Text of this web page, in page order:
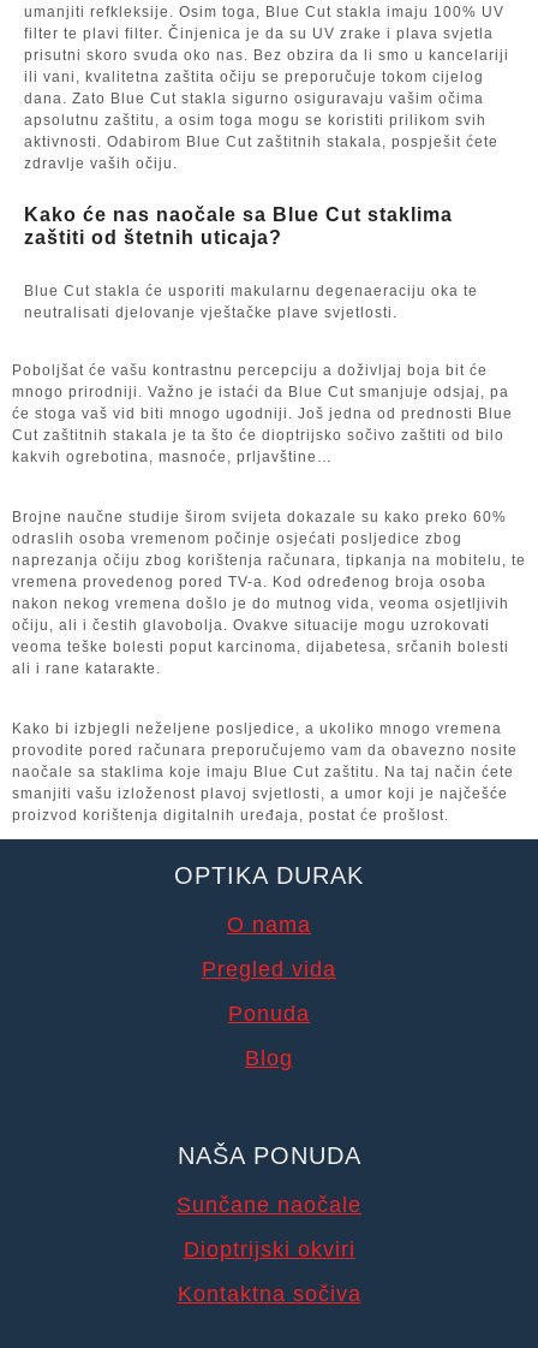
umanjiti refkleksije. Osim toga, Blue Cut stakla imaju 100% UV
filter te plavi filter. Činjenica je da su UV zrake i plava svjetla
prisutni skoro svuda oko nas. Bez obzira da li smo u kancelariji
ili vani, kvalitetna zaštita očiju se preporučuje tokom cijelog
dana. Zato Blue Cut stakla sigurno osiguravaju vašim očima
apsolutnu zaštitu, a osim toga mogu se koristiti prilikom svih
aktivnosti. Odabirom Blue Cut zaštitnih stakala, pospješit ćete
zdravlje vaših očiju.
Kako će nas naočale sa Blue Cut staklima
zaštiti od štetnih uticaja?
Blue Cut stakla će usporiti makularnu degenaeraciju oka te
neutralisati djelovanje vještačke plave svjetlosti.
Poboljšat će vašu kontrastnu percepciju a doživljaj boja bit će
mnogo prirodniji. Važno je istaći da Blue Cut smanjuje odsjaj, pa
će stoga vaš vid biti mnogo ugodniji. Još jedna od prednosti Blue
Cut zaštitnih stakala je ta što će dioptrijsko sočivo zaštiti od bilo
kakvih ogrebotina, masnoće, prljavštine…
Brojne naučne studije širom svijeta dokazale su kako preko 60%
odraslih osoba vremenom počinje osjećati posljedice zbog
naprezanja očiju zbog korištenja računara, tipkanja na mobitelu, te
vremena provedenog pored TV-a. Kod određenog broja osoba
nakon nekog vremena došlo je do mutnog vida, veoma osjetljivih
očiju, ali i čestih glavobolja. Ovakve situacije mogu uzrokovati
veoma teške bolesti poput karcinoma, dijabetesa, srčanih bolesti
ali i rane katarakte.
Kako bi izbjegli neželjene posljedice, a ukoliko mnogo vremena
provodite pored računara preporučujemo vam da obavezno nosite
naočale sa staklima koje imaju Blue Cut zaštitu. Na taj način ćete
smanjiti vašu izloženost plavoj svjetlosti, a umor koji je najčešće
proizvod korištenja digitalnih uređaja, postat će prošlost.
OPTIKA DURAK
O nama
Pregled vida
Ponuda
Blog
NAŠA PONUDA
Sunčane naočale
Dioptrijski okviri
Kontaktna sočiva